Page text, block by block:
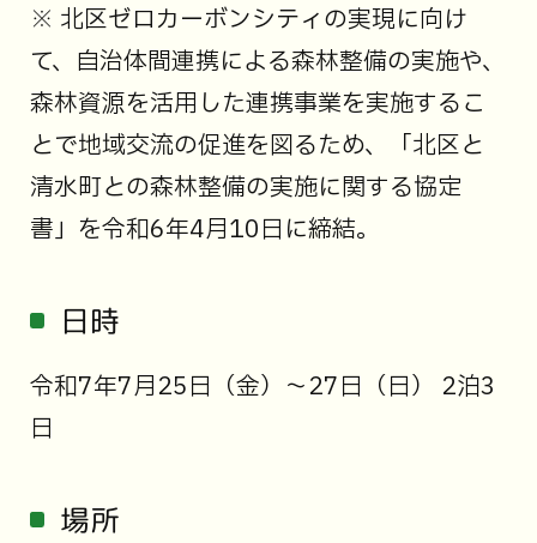
※ 北区ゼロカーボンシティの実現に向け
て、自治体間連携による森林整備の実施や、
森林資源を活用した連携事業を実施するこ
とで地域交流の促進を図るため、「北区と
清水町との森林整備の実施に関する協定
書」を令和6年4月10日に締結。
日時
令和7年7月25日（金）～27日（日） 2泊3
日
場所